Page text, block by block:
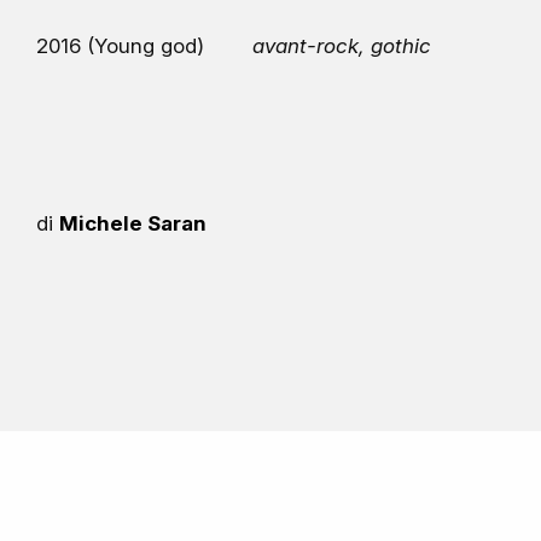
2016 (Young god) avant-rock, gothic
di Michele Saran